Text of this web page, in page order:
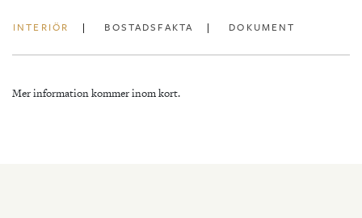
INTERIÖR BOSTADSFAKTA DOKUMENT
Mer information kommer inom kort.